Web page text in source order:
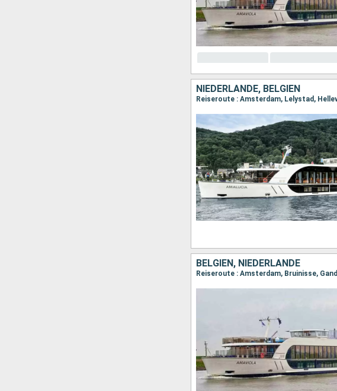
NIEDERLANDE, BELGIEN
Reiseroute : Amsterdam, Lelystad,
BELGIEN, NIEDERLANDE
Reiseroute : Amsterdam, Bruinisse,